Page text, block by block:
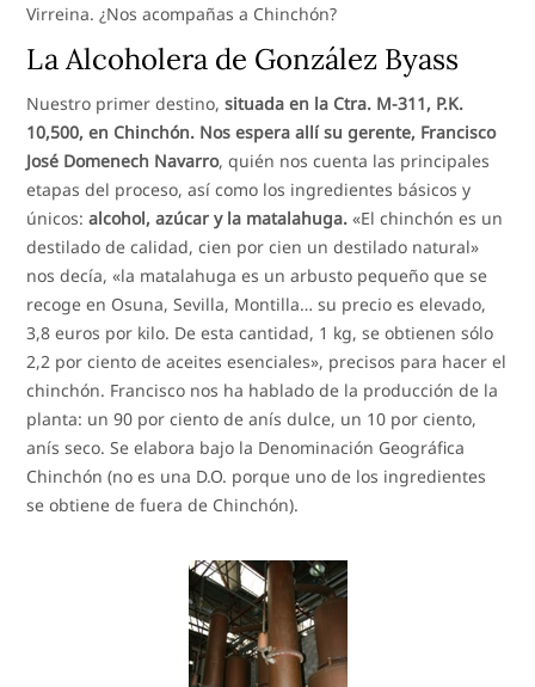
Virreina. ¿Nos acompañas a Chinchón?
La Alcoholera de González Byass
Nuestro primer destino,situada en la Ctra. M-311, P.K.
10,500, en Chinchón. Nos espera allí su gerente, Francisco
José Domenech Navarro, quién nos cuenta las principales
etapas del proceso, así como los ingredientes básicos y
únicos:alcohol, azúcar y la matalahuga. «El chinchón es un
destilado de calidad, cien por cien un destilado natural»
nos decía, «la matalahuga es un arbusto pequeño que se
recoge en Osuna, Sevilla, Montilla… su precio es elevado,
3,8 euros por kilo. De esta cantidad, 1 kg, se obtienen sólo
2,2 por ciento de aceites esenciales», precisos para hacer el
chinchón. Francisco nos ha hablado de la producción de la
planta: un 90 por ciento de anís dulce, un 10 por ciento,
anís seco. Se elabora bajo la Denominación Geográfica
Chinchón (no es una D.O. porque uno de los ingredientes
se obtiene de fuera de Chinchón).